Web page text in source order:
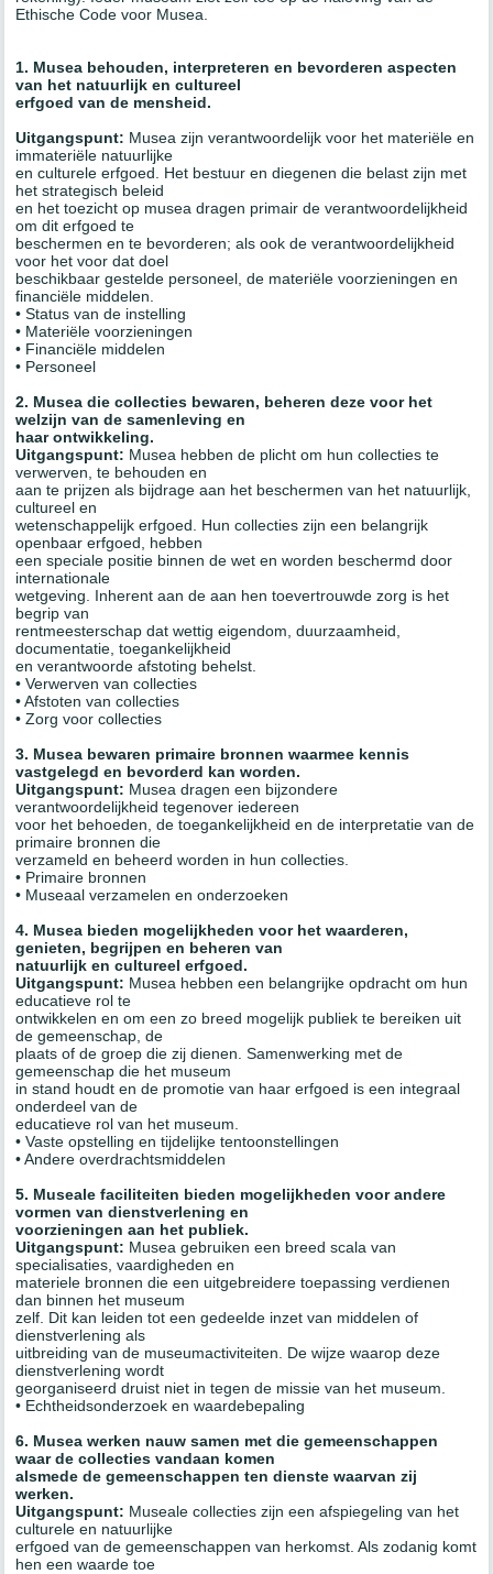
Ethische Code voor Musea.
1. Musea behouden, interpreteren en bevorderen aspecten
van het natuurlijk en cultureel
erfgoed van de mensheid.
Uitgangspunt: Musea zijn verantwoordelijk voor het materiële en
immateriële natuurlijke
en culturele erfgoed. Het bestuur en diegenen die belast zijn met
het strategisch beleid
en het toezicht op musea dragen primair de verantwoordelijkheid
om dit erfgoed te
beschermen en te bevorderen; als ook de verantwoordelijkheid
voor het voor dat doel
beschikbaar gestelde personeel, de materiële voorzieningen en
financiële middelen.
• Status van de instelling
• Materiële voorzieningen
• Financiële middelen
• Personeel
2. Musea die collecties bewaren, beheren deze voor het
welzijn van de samenleving en
haar ontwikkeling.
Uitgangspunt: Musea hebben de plicht om hun collecties te
verwerven, te behouden en
aan te prijzen als bijdrage aan het beschermen van het natuurlijk,
cultureel en
wetenschappelijk erfgoed. Hun collecties zijn een belangrijk
openbaar erfgoed, hebben
een speciale positie binnen de wet en worden beschermd door
internationale
wetgeving. Inherent aan de aan hen toevertrouwde zorg is het
begrip van
rentmeesterschap dat wettig eigendom, duurzaamheid,
documentatie, toegankelijkheid
en verantwoorde afstoting behelst.
• Verwerven van collecties
• Afstoten van collecties
• Zorg voor collecties
3. Musea bewaren primaire bronnen waarmee kennis
vastgelegd en bevorderd kan worden.
Uitgangspunt: Musea dragen een bijzondere
verantwoordelijkheid tegenover iedereen
voor het behoeden, de toegankelijkheid en de interpretatie van de
primaire bronnen die
verzameld en beheerd worden in hun collecties.
• Primaire bronnen
• Museaal verzamelen en onderzoeken
4. Musea bieden mogelijkheden voor het waarderen,
genieten, begrijpen en beheren van
natuurlijk en cultureel erfgoed.
Uitgangspunt: Musea hebben een belangrijke opdracht om hun
educatieve rol te
ontwikkelen en om een zo breed mogelijk publiek te bereiken uit
de gemeenschap, de
plaats of de groep die zij dienen. Samenwerking met de
gemeenschap die het museum
in stand houdt en de promotie van haar erfgoed is een integraal
onderdeel van de
educatieve rol van het museum.
• Vaste opstelling en tijdelijke tentoonstellingen
• Andere overdrachtsmiddelen
5. Museale faciliteiten bieden mogelijkheden voor andere
vormen van dienstverlening en
voorzieningen aan het publiek.
Uitgangspunt: Musea gebruiken een breed scala van
specialisaties, vaardigheden en
materiele bronnen die een uitgebreidere toepassing verdienen
dan binnen het museum
zelf. Dit kan leiden tot een gedeelde inzet van middelen of
dienstverlening als
uitbreiding van de museumactiviteiten. De wijze waarop deze
dienstverlening wordt
georganiseerd druist niet in tegen de missie van het museum.
• Echtheidsonderzoek en waardebepaling
6. Musea werken nauw samen met die gemeenschappen
waar de collecties vandaan komen
alsmede de gemeenschappen ten dienste waarvan zij
werken.
Uitgangspunt: Museale collecties zijn een afspiegeling van het
culturele en natuurlijke
erfgoed van de gemeenschappen van herkomst. Als zodanig komt
hen een waarde toe